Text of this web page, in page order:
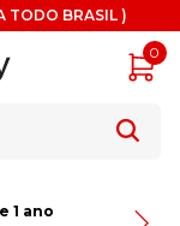
TODO BRASIL )
0
1 ano